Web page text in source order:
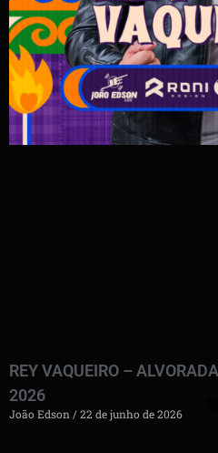
REY VAQUEIRO –
2026
João Edson 22 de junho de 2026